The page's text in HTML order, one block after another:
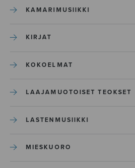
KAMARIMUSIIKKI
KIRJAT
KOKOELMAT
LAAJAMUOTOISET TEOKSET
LASTENMUSIIKKI
MIESKUORO